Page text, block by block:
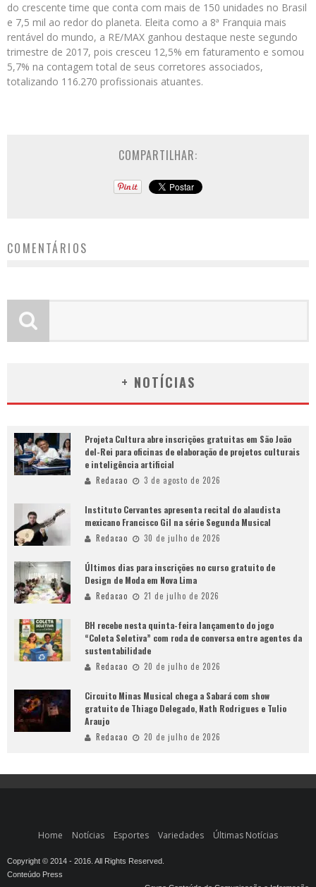
do crescente time que conta com mais de 150 unidades no Brasil
e 7,5 mil ao redor do planeta. Eleita como a 8ª Franquia mais
rentável do mundo, a RE/MAX ganhou destaque neste segundo
trimestre de 2017, pois cresceu 12,5% em faturamento e somou
5,7% na contagem total de seus corretores associados,
totalizando 116.270 profissionais atuantes.
COMPARTILHAR:
COMENTÁRIOS
+ NOTÍCIAS
Projeta Cultura abre inscrições gratuitas em São João
del-Rei para oficinas de elaboração de projetos culturais
e inteligência artificial
Redacao 3 de agosto de 2026
Instituto Cervantes apresenta recital do alaudista
mexicano Francisco Gil na série Segunda Musical
Redacao 30 de julho de 2026
Últimos dias para inscrições no curso gratuito de
Design de Moda em Nova Lima
Redacao 21 de julho de 2026
BH recebe nesta quinta-feira lançamento do jogo
“Coleta Seletiva” com roda de conversa entre agentes da
sustentabilidade
Redacao 20 de julho de 2026
Circuito Minas Musical chega a Sabará com show
gratuito de Thiago Delegado, Nath Rodrigues e Tulio
Araujo
Redacao 20 de julho de 2026
Home Notícias Esportes Variedades Últimas Notícias
Copyright © 2014 - 2016. All Rights Reserved.
Conteúdo Press